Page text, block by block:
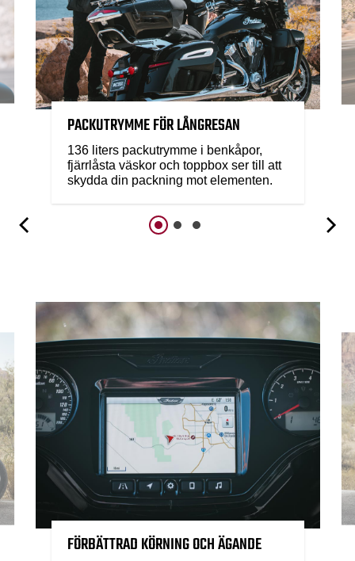
PACKUTRYMME FÖR LÅNGRESAN
136 liters packutrymme i benkåpor,
fjärrlåsta väskor och toppbox ser till att
skydda din packning mot elementen.
FÖRBÄTTRAD KÖRNING OCH ÄGANDE